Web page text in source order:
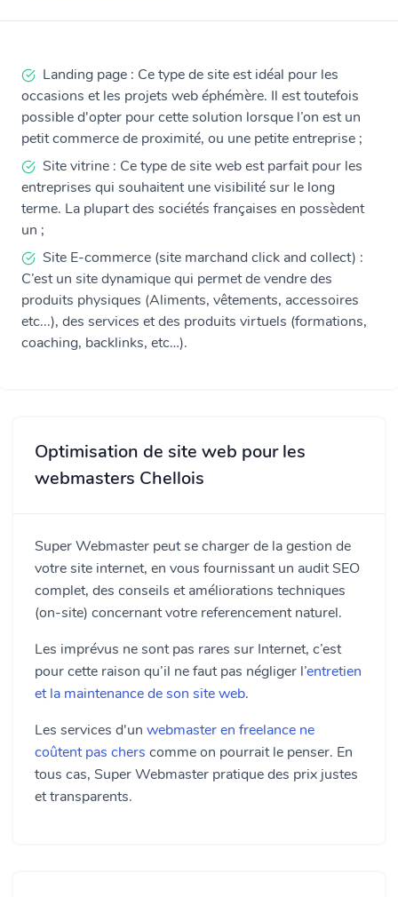
Landing page : Ce type de site est idéal pour les
occasions et les projets web éphémère. Il est toutefois
possible d'opter pour cette solution lorsque l’on est un
petit commerce de proximité, ou une petite entreprise ;
Site vitrine : Ce type de site web est parfait pour les
entreprises qui souhaitent une visibilité sur le long
terme. La plupart des sociétés françaises en possèdent
un ;
Site E-commerce (site marchand click and collect) :
C’est un site dynamique qui permet de vendre des
produits physiques (Aliments, vêtements, accessoires
etc...), des services et des produits virtuels (formations,
coaching, backlinks, etc…).
Optimisation de site web pour les
webmasters Chellois
Super Webmaster peut se charger de la gestion de
votre site internet, en vous fournissant un audit SEO
complet, des conseils et améliorations techniques
(on-site) concernant votre referencement naturel.
Les imprévus ne sont pas rares sur Internet, c’est
pour cette raison qu’il ne faut pas négliger l’entretien
et la maintenance de son site web.
Les services d'un webmaster en freelance ne
coûtent pas chers comme on pourrait le penser. En
tous cas, Super Webmaster pratique des prix justes
et transparents.